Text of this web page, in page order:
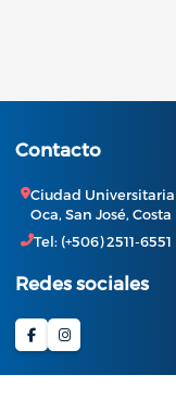
Contacto
Ciudad
Oca, San José, Costa
Tel: (+506) 2511-6551
Redes sociales